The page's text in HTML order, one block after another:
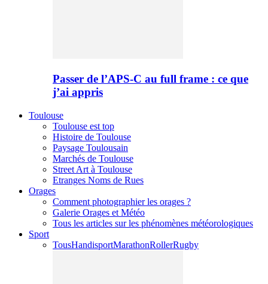
Passer de l’APS-C au full frame : ce que
j’ai appris
Toulouse
Toulouse est top
Histoire de Toulouse
Paysage Toulousain
Marchés de Toulouse
Street Art à Toulouse
Etranges Noms de Rues
Orages
Comment photographier les orages ?
Galerie Orages et Météo
Tous les articles sur les phénomènes météorologiques
Sport
TousHandisportMarathonRollerRugby